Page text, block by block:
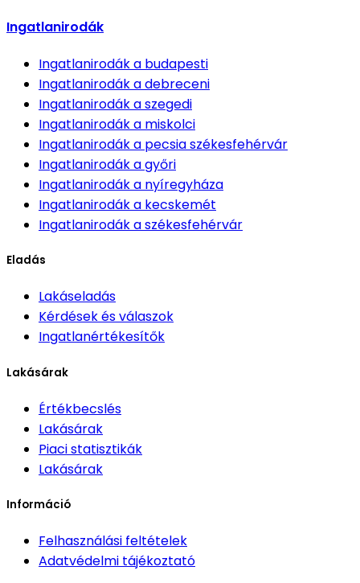
Ingatlanirodák
Ingatlanirodáka budapesti
Ingatlanirodáka debreceni
Ingatlanirodáka szegedi
Ingatlanirodáka miskolci
Ingatlanirodáka pecsia székesfehérvár
Ingatlanirodáka győri
Ingatlanirodáka nyíregyháza
Ingatlanirodáka kecskemét
Ingatlanirodáka székesfehérvár
Eladás
Lakáseladás
Kérdések és válaszok
Ingatlanértékesítők
Lakásárak
Értékbecslés
Lakásárak
Piaci statisztikák
Lakásárak
Információ
Felhasználási feltételek
Adatvédelmi tájékoztató